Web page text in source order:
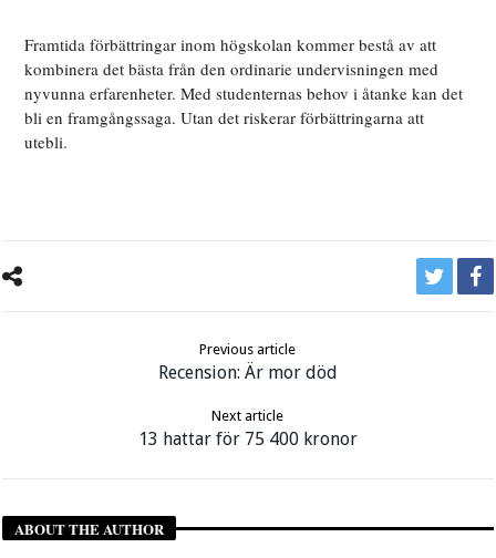
Framtida förbättringar inom högskolan kommer bestå av att
kombinera det bästa från den ordinarie undervisningen med
nyvunna erfarenheter. Med studenternas behov i åtanke kan det
bli en framgångssaga. Utan det riskerar förbättringarna att
utebli.
Previous article
Recension: Är mor död
Next article
13 hattar för 75 400 kronor
ABOUT THE AUTHOR